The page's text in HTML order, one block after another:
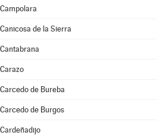
Campolara
Canicosa de la Sierra
Cantabrana
Carazo
Carcedo de Bureba
Carcedo de Burgos
Cardeñadijo